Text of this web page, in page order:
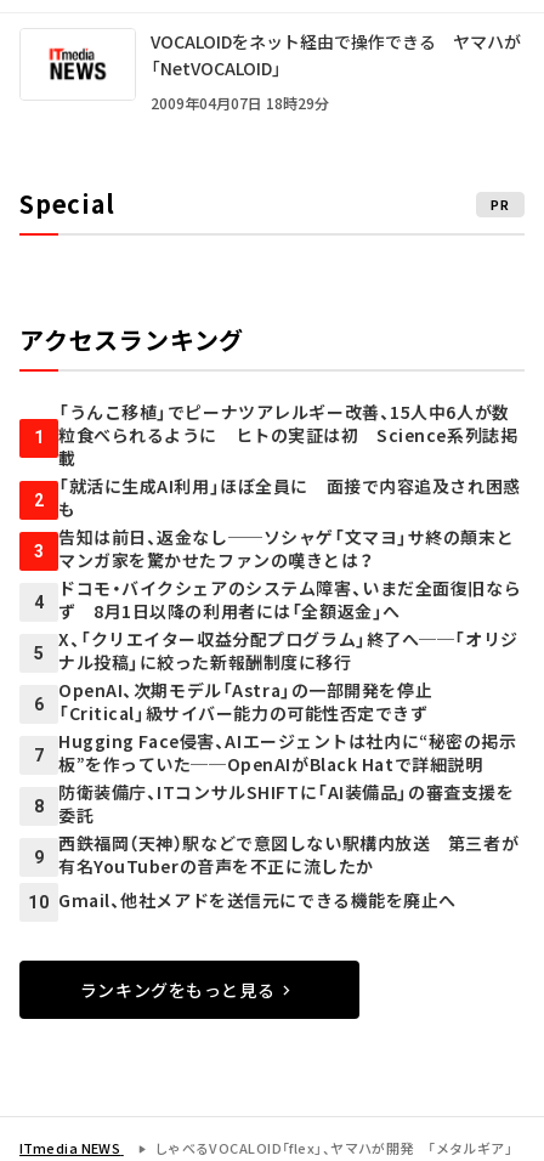
VOCALOIDをネット経由で操作できる ヤマハが
「NetVOCALOID」
2009年04月07日 18時29分
Special PR
アクセスランキング
1
「うんこ移植」でピーナツアレルギー改善、15人中6人が数
粒食べられるように ヒトの実証は初 Science系列誌掲
載
2
「就活に生成AI利用」ほぼ全員に 面接で内容追及され困惑
も
3
告知は前日、返金なし──ソシャゲ「文マヨ」サ終の顛末と
マンガ家を驚かせたファンの嘆きとは？
4
ドコモ・バイクシェアのシステム障害、いまだ全面復旧なら
ず 8月1日以降の利用者には「全額返金」へ
5
X、「クリエイター収益分配プログラム」終了へ──「オリジ
ナル投稿」に絞った新報酬制度に移行
6
OpenAI、次期モデル「Astra」の一部開発を停止
「Critical」級サイバー能力の可能性否定できず
7
Hugging Face侵害、AIエージェントは社内に“秘密の掲示
板”を作っていた──OpenAIがBlack Hatで詳細説明
8
防衛装備庁、ITコンサルSHIFTに「AI装備品」の審査支援を
委託
9
西鉄福岡（天神）駅などで意図しない駅構内放送 第三者が
有名YouTuberの音声を不正に流したか
10 Gmail、他社メアドを送信元にできる機能を廃止へ
ランキングをもっと見る
ITmedia NEWS しゃべるVOCALOID「flex」、ヤマハが開発 「メタルギア」